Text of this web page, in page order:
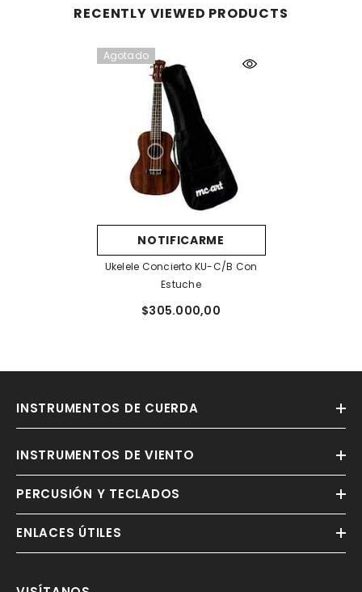
RECENTLY VIEWED PRODUCTS
Agotado
NOTIFICARME
Ukelele Concierto KU-C/B Con
Estuche
$305.000,00
INSTRUMENTOS DE CUERDA
INSTRUMENTOS DE VIENTO
PERCUSIÓN Y TECLADOS
ENLACES ÚTILES